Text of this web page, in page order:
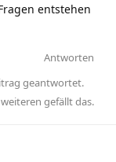
entstehen
Antworten
geantwortet.
weiteren gefällt das.